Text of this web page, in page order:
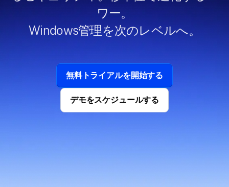
ワー。
Windows管理を次のレベルへ。
無料トライアルを開始する
デモをスケジュールする